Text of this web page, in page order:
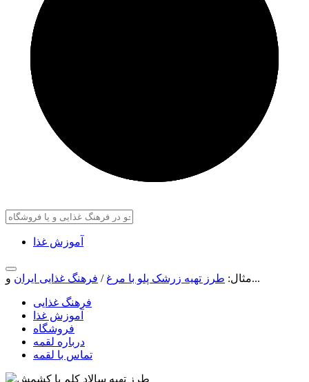
آموزش غذا
مثال: طرز تهیه زرشک پلو با مرغ / فرهنگ غذایی ایران و...
فرهنگ غذایی
آموزش غذا
فروشگاه
درباره لقمه
تماس با لقمه